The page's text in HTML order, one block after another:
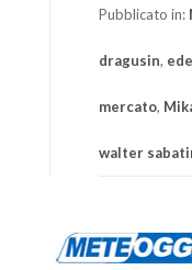
Pubblicato in:
dragusin,
mercato,
walter